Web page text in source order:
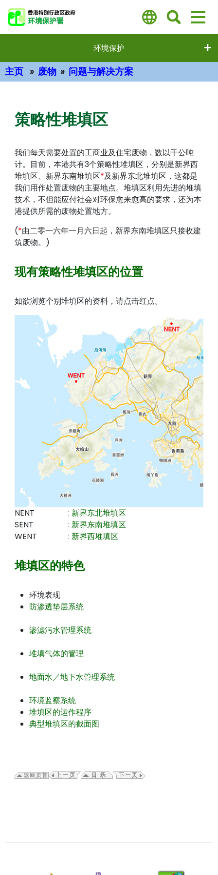
内
环境保护
主页 废物 问题与解决方案
策略性堆填区
我们每天需要处置的工商业及住宅废物，数以千公吨
计。目前，本港共有3个策略性堆填区，分别是新界西
堆填区、新界东南堆填区*及新界东北堆填区，这都是
我们用作处置废物的主要地点。堆填区利用先进的堆填
技术，不但能应付社会对环保愈来愈高的要求，还为本
港提供所需的废物处置地方。
(*由二零一六年一月六日起，新界东南堆填区只接收建
筑废物。)
现有策略性堆填区的位置
如欲浏览个别堆填区的资料，请点击红点。
NENT : 新界东北堆填区
SENT
: 新界东南堆填区
WENT
: 新界西堆填区
堆填区的特色
环境表现
防渗透垫层系统
渗滤污水管理系统
堆填气体的管理
地面水／地下水管理系统
环境监察系统
堆填区的运作程序
典型堆填区的截面图